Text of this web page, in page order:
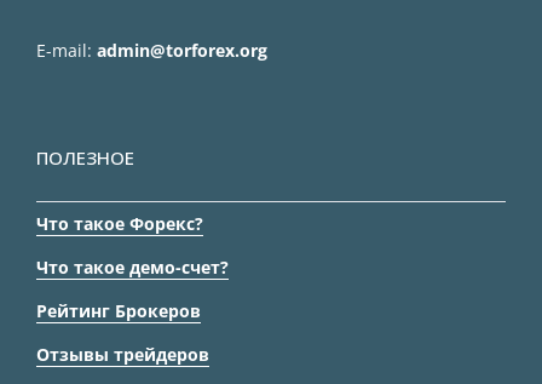
E-mail: admin@torforex.org
ПОЛЕЗНОЕ
Что такое Форекс?
Что такое демо-счет?
Рейтинг Брокеров
Отзывы трейдеров